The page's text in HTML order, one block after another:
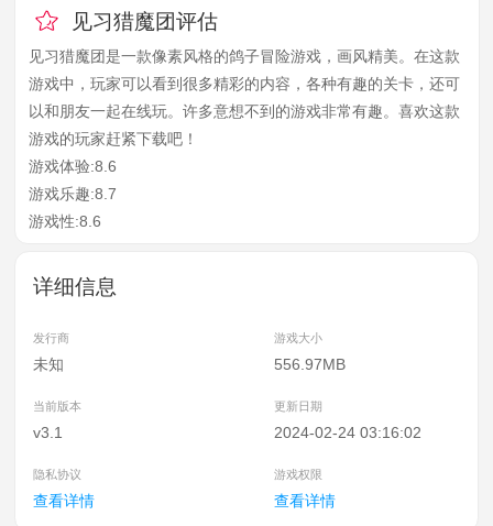
见习猎魔团评估
见习猎魔团是一款像素风格的鸽子冒险游戏，画风精美。在这款
游戏中，玩家可以看到很多精彩的内容，各种有趣的关卡，还可
以和朋友一起在线玩。许多意想不到的游戏非常有趣。喜欢这款
游戏的玩家赶紧下载吧！
游戏体验:8.6
游戏乐趣:8.7
游戏性:8.6
详细信息
发行商 游戏大小
未知 556.97MB
当前版本 更新日期
v3.1 2024-02-24 03:16:02
隐私协议 游戏权限
查看详情 查看详情